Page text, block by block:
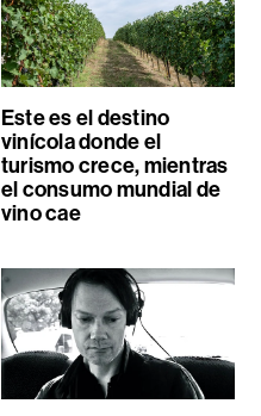
Este es el destino
vinícola donde el
turismo crece, mientras
el consumo mundial de
vino cae